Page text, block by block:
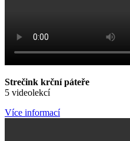
Strečink krční páteře
5 videolekcí
Více informací